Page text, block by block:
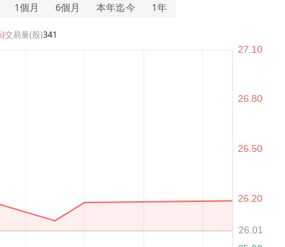
1個月 6個月 本年迄今 1年
交易量(股)341